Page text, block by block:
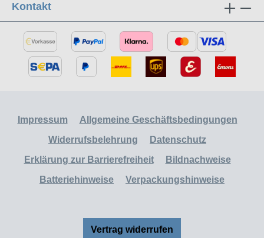
Kontakt
Impressum
Allgemeine Geschäftsbedingungen
Widerrufsbelehrung
Datenschutz
Erklärung zur Barrierefreiheit
Bildnachweise
Batteriehinweise
Verpackungshinweise
Vertrag widerrufen